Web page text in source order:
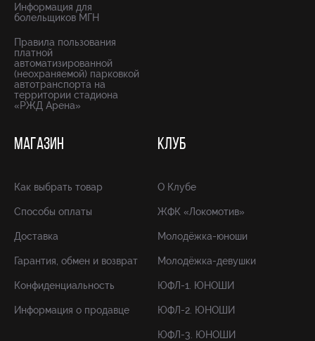
Информация для
болельщиков МГН
Правила пользования
платной
автоматизированной
(неохраняемой) парковкой
автотранспорта на
территории стадиона
«РЖД Арена»
МАГАЗИН
Как выбрать товар
Способы оплаты
Доставка
Гарантия, обмен и возврат
Конфиденциальность
Информация о продавце
КЛУБ
О Клубе
ЖФК «Локомотив»
Молодёжка-юноши
Молодёжка-девушки
ЮФЛ-1. ЮНОШИ
ЮФЛ-2. ЮНОШИ
ЮФЛ-3. ЮНОШИ